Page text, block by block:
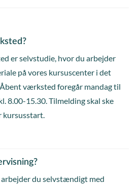
er selvstudie, hvor du arbejder
på vores kursuscenter i det
værksted foregår mandag til
8.00-15.30. Tilmelding skal ske
kursusstart.
du selvstændigt med